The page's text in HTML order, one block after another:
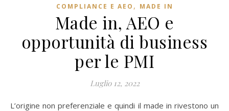
COMPLIANCE E AEO , MADE IN
Made in, AEO e
opportunità di business
per le PMI
Luglio 12, 2022
L’origine non preferenziale e quindi il made in rivestono un